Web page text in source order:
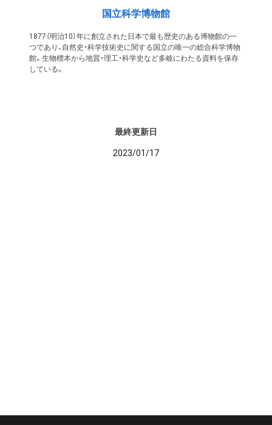
国立科学博物館
1877（明治10）年に創立された日本で最も歴史のある博物館の一
つであり、自然史・科学技術史に関する国立の唯一の総合科学博物
館。生物標本から地質・理工・科学史など多岐にわたる資料を保存
している。
最終更新日
2023/01/17